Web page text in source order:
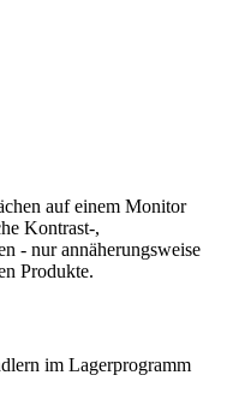
auf einem Monitor
Kontrast-,
- nur annäherungsweise
Produkte.
im Lagerprogramm